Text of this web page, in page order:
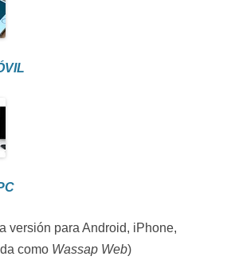
versión para Android, iPhone,
como Wassap Web)